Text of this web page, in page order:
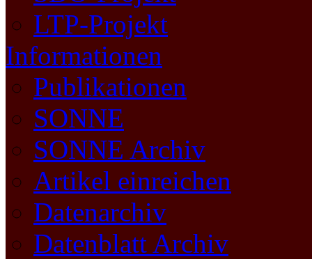
LTP-Projekt
Informationen
Publikationen
SONNE
SONNE Archiv
Artikel einreichen
Datenarchiv
Datenblatt Archiv